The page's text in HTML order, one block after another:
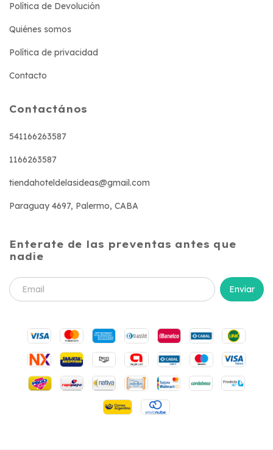
Política de Devolución
Quiénes somos
Política de privacidad
Contacto
Contactános
541166263587
1166263587
tiendahoteldelasideas@gmail.com
Paraguay 4697, Palermo, CABA
Enterate de las preventas antes que
nadie